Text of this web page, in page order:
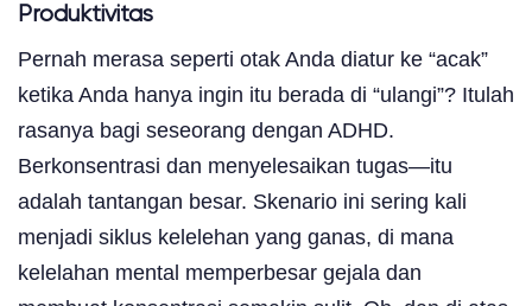
Produktivitas
Pernah merasa seperti otak Anda diatur ke “acak”
ketika Anda hanya ingin itu berada di “ulangi”? Itulah
rasanya bagi seseorang dengan ADHD.
Berkonsentrasi dan menyelesaikan tugas—itu
adalah tantangan besar. Skenario ini sering kali
menjadi siklus kelelehan yang ganas, di mana
kelelahan mental memperbesar gejala dan